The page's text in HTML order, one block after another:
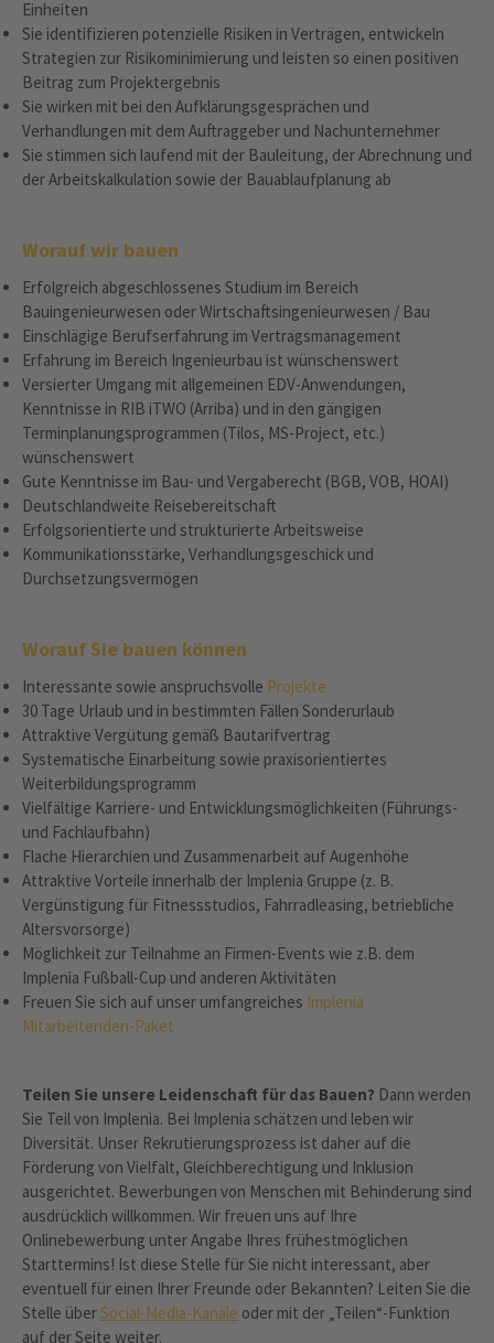
Einheiten
Sie identifizieren potenzielle Risiken in Verträgen, entwickeln
Strategien zur Risikominimierung und leisten so einen positiven
Beitrag zum Projektergebnis
Sie wirken mit bei den Aufklärungsgesprächen und
Verhandlungen mit dem Auftraggeber und Nachunternehmer
Sie stimmen sich laufend mit der Bauleitung, der Abrechnung und
der Arbeitskalkulation sowie der Bauablaufplanung ab
Worauf wir bauen
Erfolgreich abgeschlossenes Studium im Bereich
Bauingenieurwesen oder Wirtschaftsingenieurwesen / Bau
Einschlägige Berufserfahrung im Vertragsmanagement
Erfahrung im Bereich Ingenieurbau ist wünschenswert
Versierter Umgang mit allgemeinen EDV-Anwendungen,
Kenntnisse in RIB iTWO (Arriba) und in den gängigen
Terminplanungsprogrammen (Tilos, MS-Project, etc.)
wünschenswert
Gute Kenntnisse im Bau- und Vergaberecht (BGB, VOB, HOAI)
Deutschlandweite Reisebereitschaft
Erfolgsorientierte und strukturierte Arbeitsweise
Kommunikationsstärke, Verhandlungsgeschick und
Durchsetzungsvermögen
Worauf Sie bauen können
Interessante sowie anspruchsvolle Projekte
30 Tage Urlaub und in bestimmten Fällen Sonderurlaub
Attraktive Vergütung gemäß Bautarifvertrag
Systematische Einarbeitung sowie praxisorientiertes
Weiterbildungsprogramm
Vielfältige Karriere- und Entwicklungsmöglichkeiten (Führungs-
und Fachlaufbahn)
Flache Hierarchien und Zusammenarbeit auf Augenhöhe
Attraktive Vorteile innerhalb der Implenia Gruppe (z. B.
Vergünstigung für Fitnessstudios, Fahrradleasing, betriebliche
Altersvorsorge)
Möglichkeit zur Teilnahme an Firmen-Events wie z.B. dem
Implenia Fußball-Cup und anderen Aktivitäten
Freuen Sie sich auf unser umfangreiches Implenia
Mitarbeitenden-Paket
Teilen Sie unsere Leidenschaft für das Bauen? Dann werden
Sie Teil von Implenia. Bei Implenia schätzen und leben wir
Diversität. Unser Rekrutierungsprozess ist daher auf die
Förderung von Vielfalt, Gleichberechtigung und Inklusion
ausgerichtet. Bewerbungen von Menschen mit Behinderung sind
ausdrücklich willkommen. Wir freuen uns auf Ihre
Onlinebewerbung unter Angabe Ihres frühestmöglichen
Starttermins! Ist diese Stelle für Sie nicht interessant, aber
eventuell für einen Ihrer Freunde oder Bekannten? Leiten Sie die
Stelle überSocial-Media-Kanäle oder mit der „Teilen“-Funktion
auf der Seite weiter.